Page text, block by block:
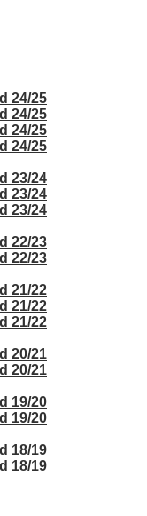
24/25
24/25
24/25
24/25
23/24
23/24
23/24
22/23
22/23
21/22
21/22
21/22
20/21
20/21
19/20
19/20
18/19
18/19